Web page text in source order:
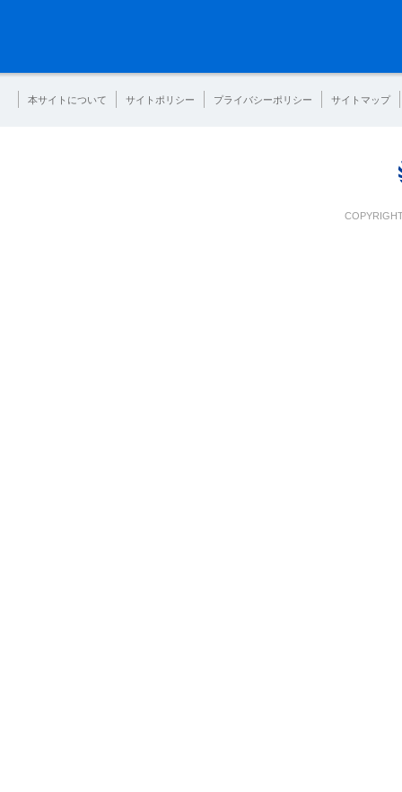
本サイトについて サイトポリシー プライバシーポリシー サイトマップ